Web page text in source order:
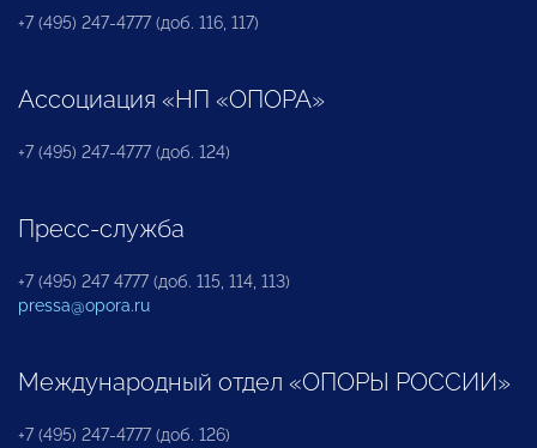
+7 (495) 247-4777 (доб. 116, 117)
Ассоциация «НП «ОПОРА»
+7 (495) 247-4777 (доб. 124)
Пресс-служба
+7 (495) 247 4777 (доб. 115, 114, 113)
pressa@opora.ru
Международный отдел «ОПОРЫ РОССИИ»
+7 (495) 247-4777 (доб. 126)